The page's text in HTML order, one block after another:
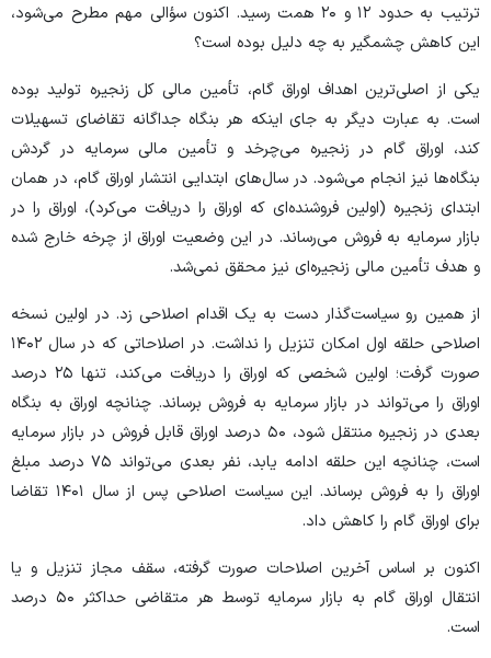
ترتیب به حدود ۱۲ و ۲۰ همت رسید. اکنون سؤالی مهم مطرح می‌شود،
این کاهش چشمگیر به چه دلیل بوده است؟
یکی از اصلی‌ترین اهداف اوراق گام، تأمین مالی کل زنجیره تولید بوده
است. به عبارت دیگر به جای اینکه هر بنگاه جداگانه تقاضای تسهیلات
کند، اوراق گام در زنجیره می‌چرخد و تأمین مالی سرمایه در گردش
بنگاه‌ها نیز انجام می‌شود. در سال‌های ابتدایی انتشار اوراق گام، در همان
ابتدای زنجیره (اولین فروشنده‌ای که اوراق را دریافت می‌کرد)، اوراق را در
بازار سرمایه به فروش می‌رساند. در این وضعیت اوراق از چرخه خارج شده
و هدف تأمین مالی زنجیره‌ای نیز محقق نمی‌شد.
از همین رو سیاست‌گذار دست به یک اقدام اصلاحی زد. در اولین نسخه
اصلاحی حلقه اول امکان تنزیل را نداشت. در اصلاحاتی که در سال ۱۴۰۲
صورت گرفت؛ اولین شخصی که اوراق را دریافت می‌کند، تنها ۲۵ درصد
اوراق را می‌تواند در بازار سرمایه به فروش برساند. چنانچه اوراق به بنگاه
بعدی در زنجیره منتقل شود، ۵۰ درصد اوراق قابل فروش در بازار سرمایه
است، چنانچه این حلقه ادامه یابد، نفر بعدی می‌تواند ۷۵ درصد مبلغ
اوراق را به فروش برساند. این سیاست اصلاحی پس از سال ۱۴۰۱ تقاضا
برای اوراق گام را کاهش داد.
اکنون بر اساس آخرین اصلاحات صورت گرفته، سقف مجاز تنزیل و یا
انتقال اوراق گام به بازار سرمایه توسط هر متقاضی حداکثر ۵۰ درصد
است.